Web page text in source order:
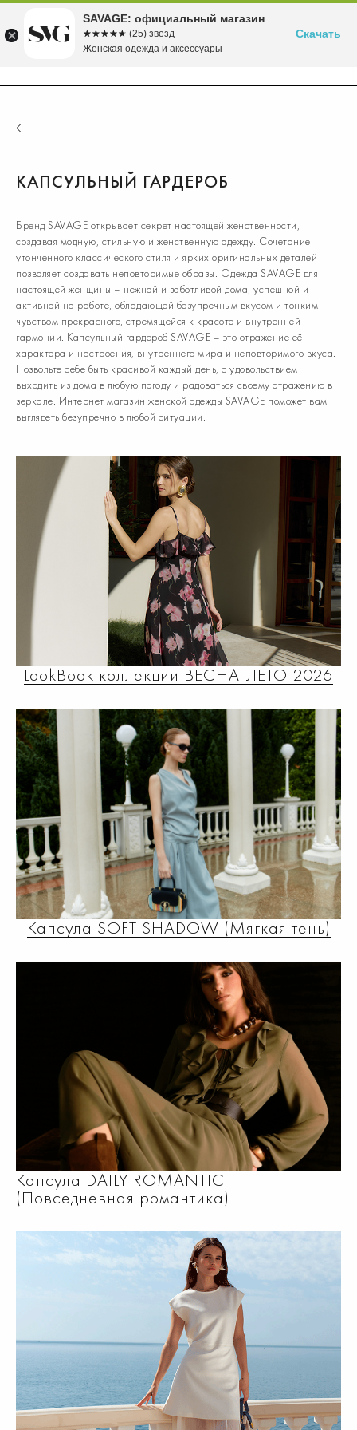
Время скидок! до -70% на летние хиты!
Вступайте в клуб лояльности SAVAGE
Бесплатная доставка в ПВЗ от 5000 рублей
Собираемся в морской круиз>>
Осень'26 уже в продаже!>>
КАПСУЛЬНЫЙ ГАРДЕРОБ
Бренд SAVAGE открывает секрет настоящей женственности,
создавая модную, стильную и женственную одежду. Сочетание
утонченного классического стиля и ярких оригинальных деталей
позволяет создавать неповторимые образы. Одежда SAVAGE для
настоящей женщины – нежной и заботливой дома, успешной и
активной на работе, обладающей безупречным вкусом и тонким
чувством прекрасного, стремящейся к красоте и внутренней
гармонии. Капсульный гардероб SAVAGE – это отражение её
характера и настроения, внутреннего мира и неповторимого вкуса.
Позвольте себе быть красивой каждый день, с удовольствием
выходить из дома в любую погоду и радоваться своему отражению в
зеркале. Интернет магазин женской одежды SAVAGE поможет вам
выглядеть безупречно в любой ситуации.
LookBook коллекции ВЕСНА-ЛЕТО 2026
Капсула SOFT SHADOW (Мягкая тень)
Капсула DAILY ROMANTIC
(Повседневная романтика)
SAVAGE: официальный магазин
☆☆☆☆☆
★★★★★ (25) звезд
Женская одежда и аксессуары
Скачать